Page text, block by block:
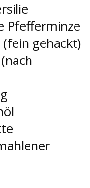
Pfefferminze
gehackt)